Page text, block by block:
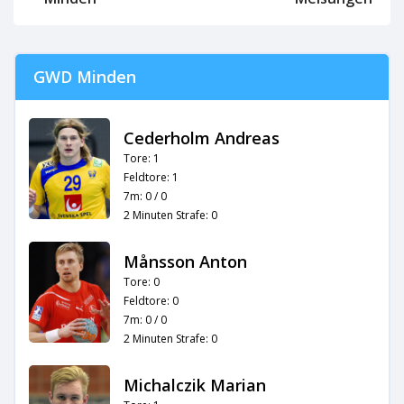
GWD Minden
Cederholm Andreas
Tore: 1
Feldtore: 1
7m: 0 / 0
2 Minuten Strafe: 0
Månsson Anton
Tore: 0
Feldtore: 0
7m: 0 / 0
2 Minuten Strafe: 0
Michalczik Marian